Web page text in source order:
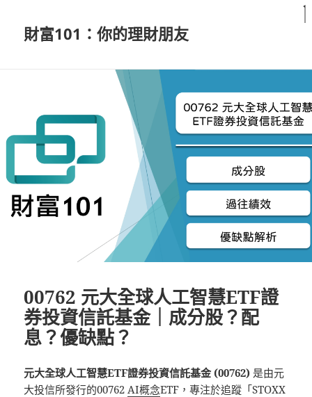
財富101：你的理財朋友
00762 元大全球人工智慧ETF證
券投資信託基金｜成分股？配
息？優缺點？
元大全球人工智慧ETF證券投資信託基金 (00762) 是由元
大投信所發行的00762 AI概念ETF，專注於追蹤「STOXX